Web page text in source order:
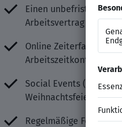
Einen unbefristeten
Arbeitsvertrag
Online Zeiterfassung
Arbeitszeitkonto
Social Events (z.B.
Weihnachtsfeier)
Regelmäßige